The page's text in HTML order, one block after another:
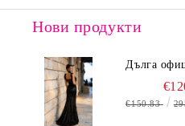
Нови продукти
Дълга
€150.83